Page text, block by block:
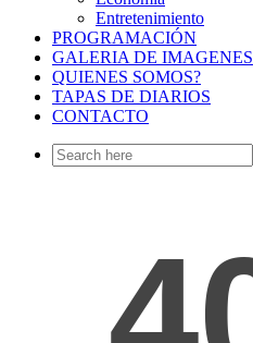
Entretenimiento
PROGRAMACIÓN
GALERIA DE IMAGENES
QUIENES SOMOS?
TAPAS DE DIARIOS
CONTACTO
Search
for: